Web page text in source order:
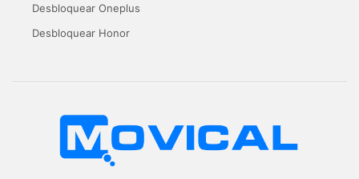
Desbloquear Oneplus
Desbloquear Honor